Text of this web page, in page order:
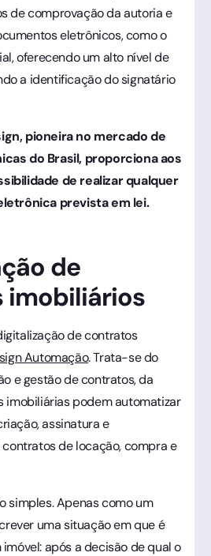
de comprovação da autoria e
eletrônicos, como o
oferecendo um alto nível de
a identificação do signatário
pioneira no mercado de
do Brasil, proporciona aos
de realizar qualquer
prevista em lei.
de
de contratos
Automação. Trata-se do
e gestão de contratos, da
imobiliárias podem automatizar
assinatura e
de locação, compra e
simples. Apenas como um
uma situação em que é
após a decisão de qual o